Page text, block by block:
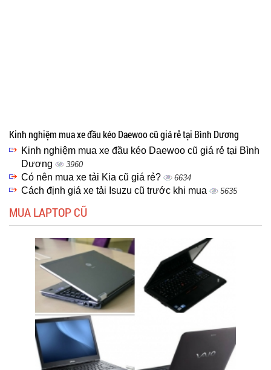
Kinh nghiệm mua xe đầu kéo Daewoo cũ giá rẻ tại Bình Dương
Kinh nghiệm mua xe đầu kéo Daewoo cũ giá rẻ tại Bình
Dương
3960
Có nên mua xe tải Kia cũ giá rẻ? 6634
Cách định giá xe tải Isuzu cũ trước khi mua 5635
MUA LAPTOP CŨ